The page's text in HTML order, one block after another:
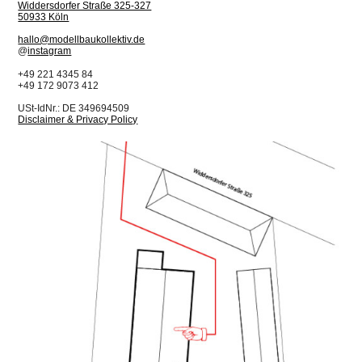
Arbeitsbereich: 2000× 1500× 80H mm
5€ je Schnitt
Widdersdorfer Straße 325-327
50933 Köln
hallo@modellbaukollektiv.de
@instagram
+49 221 4345 84
+49 172 9073 412
USt-IdNr.: DE 349694509
Disclaimer & Privacy Policy